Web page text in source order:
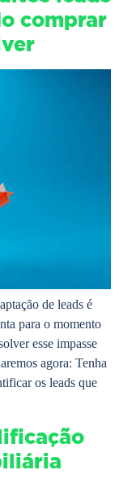
comprar
de leads é
para o momento
esse impasse
agora: Tenha
os leads que